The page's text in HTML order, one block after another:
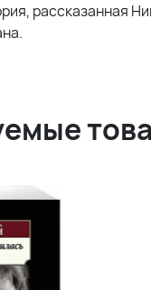
рассказанная